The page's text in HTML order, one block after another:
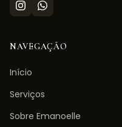
NAVEGAÇÃO
Início
Serviços
Sobre Emanoelle